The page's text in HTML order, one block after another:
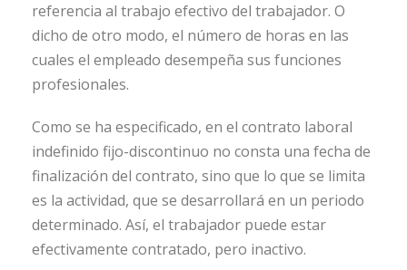
referencia al trabajo efectivo del trabajador. O
dicho de otro modo, el número de horas en las
cuales el empleado desempeña sus funciones
profesionales.
Como se ha especificado, en el contrato laboral
indefinido fijo-discontinuo no consta una fecha de
finalización del contrato, sino que lo que se limita
es la actividad, que se desarrollará en un periodo
determinado. Así, el trabajador puede estar
efectivamente contratado, pero inactivo.